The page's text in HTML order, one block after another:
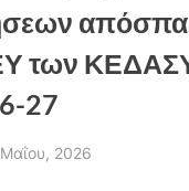
sub-
των ΚΕΔΑΣΥ
27
2026